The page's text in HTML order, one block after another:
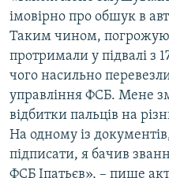
імовірно про обшук в
Таким чином,
протримали у підвалі з
чого насильно
управління ФСБ. Мене
відбитки пальців на
На одному із
підписати, я бачив
ФСБ Іпатьєв», – пише